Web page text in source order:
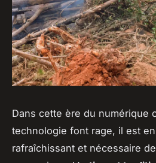
Dans cette ère du numérique
technologie font rage, il est
rafraîchissant et nécessaire